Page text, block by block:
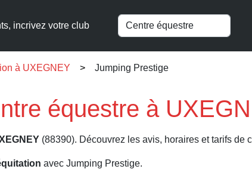
incrivez votre club
à UXEGNEY Jumping Prestige
équestre à
(88390). Découvrez les avis, horaires et tarifs de
avec Jumping Prestige.